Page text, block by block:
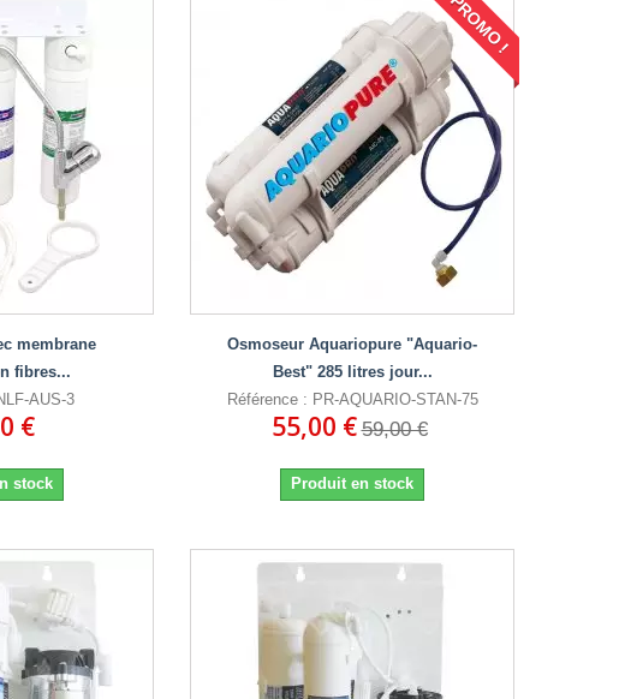
membrane
fibres...
AUS-3
€
stock
PROMO !
Osmoseur Aquariopure "Aquario-
Best" 285 litres jour...
Référence : PR-AQUARIO-STAN-75
55,00 € 59,00 €
Produit en stock